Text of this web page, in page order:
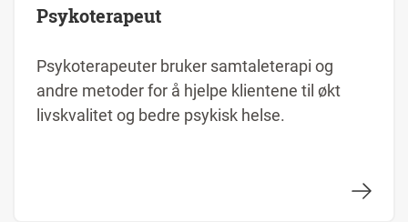
Psykoterapeut
Psykoterapeuter bruker samtaleterapi og
andre metoder for å hjelpe klientene til økt
livskvalitet og bedre psykisk helse.